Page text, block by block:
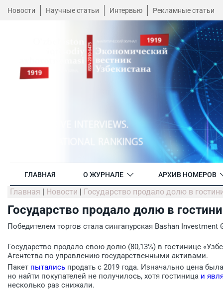
Новости Научные статьи Интервью Рекламные статьи
ГЛАВНАЯ О ЖУРНАЛЕ АРХИВ НОМЕРОВ
Главная | Новости | Государство продало долю в
Государство продало долю в
Победителем торгов стала сингапурская Bashan Investment
Государство продало свою долю (80,13%) в гостинице
Агентства по управлению государственными активами.
Пакет пытались продать с 2019 года. Изначально цена
но найти покупателей не получилось, хотя гостиница и
несколько раз снижали.